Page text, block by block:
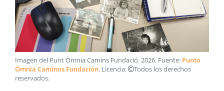
Imagen del Punt Òmnia Camins Fundació.2026. Fuente: Punto
Òmnia Caminos Fundación. Licencia:
Todos los derechos
reservados.